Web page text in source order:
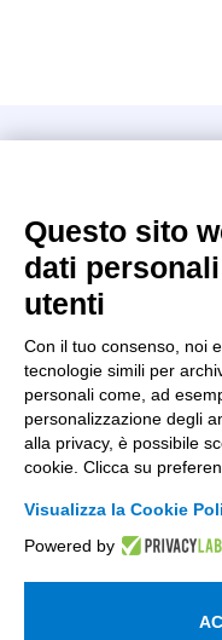
Kilometro Rosso
+39 035 0690366
info@intellimech.it
Copyright 2026, P.iva
Seguici su
Lavora con noi
Questo sito
dati
utenti
Con il tuo consenso, noi
tecnologie simili per
personali come, ad
personalizzazione degli
alla privacy, è possibile
cookie. Clicca su
Visualizza la Cookie
Powered by